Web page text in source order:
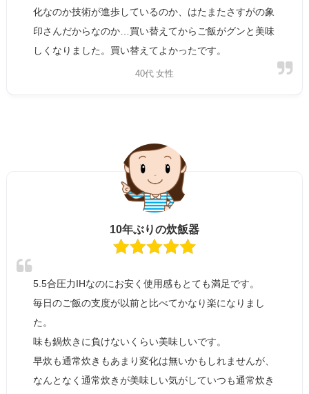
化なのか技術が進歩しているのか、はたまたさすがの象
印さんだからなのか…買い替えてからご飯がグンと美味
しくなりました。買い替えてよかったです。
40代 女性
10年ぶりの炊飯器
5.5合圧力IHなのにお安く使用感もとても満足です。
毎日のご飯の支度が以前と比べてかなり楽になりまし
た。
味も鍋炊きに負けないくらい美味しいです。
早炊も通常炊きもあまり変化は無いかもしれませんが、
なんとなく通常炊きが美味しい気がしていつも通常炊き